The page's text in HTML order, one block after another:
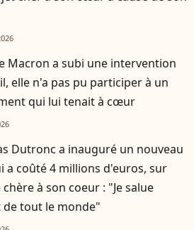
Macron a subi une intervention
elle n'a pas pu participer à un
qui lui tenait à cœur
Dutronc a inauguré un nouveau
a coûté 4 millions d'euros, sur
chère à son coeur : "Je salue
tout le monde"